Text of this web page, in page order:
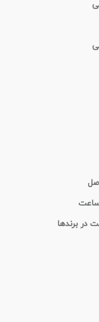
ساعت
در برندها